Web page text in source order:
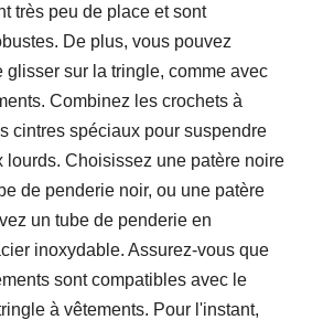
très peu de place et sont
De plus, vous pouvez
glisser sur la tringle, comme avec
Combinez les crochets à
cintres spéciaux pour suspendre
lourds. Choisissez une patère noire
de penderie noir, ou une patère
un tube de penderie en
inoxydable. Assurez-vous que
sont compatibles avec le
à vêtements. Pour l'instant,